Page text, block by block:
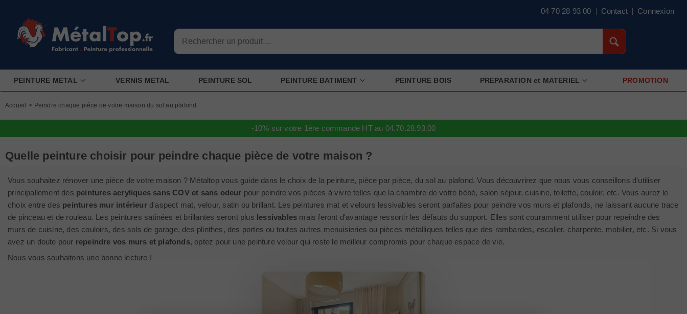
04 70 28 93 00 Contact Connexion
PEINTURE METAL VERNIS METAL PEINTURE SOL PEINTURE BATIMENT PEINTURE BOIS PREPARATION et MATERIEL PROMOTION
Accueil > Peindre chaque pièce de votre maison du sol au plafond
-10% sur votre 1ère commande HT au 04.70.28.93.00
Quelle peinture choisir pour peindre chaque pièce de votre maison ?
Vous souhaitez rénover une pièce de votre maison ? Métaltop vous guide dans le choix de la peinture, pièce par pièce, du sol au plafond. Vous découvrirez que nous vous conseillons d'utiliser
principallement des peintures acryliques sans COV et sans odeur pour peindre vos pièces à vivre telles que la chambre de votre bébé, salon séjour, cuisine, toilette, couloir, etc. Vous aurez le
choix entre des peintures mur intérieurd'aspect mat, velour, satin ou brillant. Les peintures mat et velours lessivables seront parfaites pour peindre vos murs et plafonds, ne laissant aucune trace
de pinceau et de rouleau. Les peintures satinées et brillantes seront plus lessivables mais feront d'avantage ressortir les défauts du support. Elles sont couramment utiliser pour repeindre des
murs de cuisine, des couloirs, des sols de garage, des plinthes, des portes ou toutes autres menuisieries ou pièces métalliques telles que des rambardes, escalier, charpente, mobilier, etc. Si vous
avez un doute pour repeindre vos murs et plafonds, optez pour une peinture velour qui reste le meilleur compromis pour chaque espace de vie.
Nous vous souhaitons une bonne lecture !